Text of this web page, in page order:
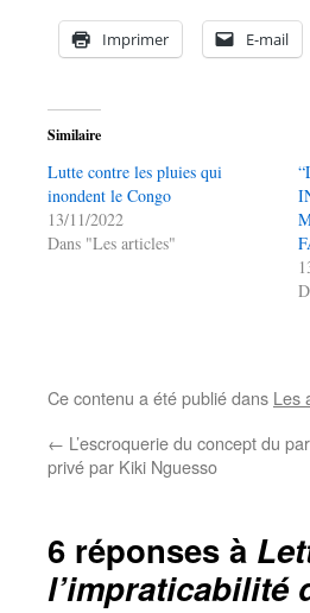
Imprimer E-mail
Similaire
Lutte contre les pluies qui
inondent le Congo
13/11/2022
Dans "Les articles"
Ce contenu a été publié dans Les
← L’escroquerie du concept du
privé par Kiki Nguesso
6 réponses à
l’impraticabilité